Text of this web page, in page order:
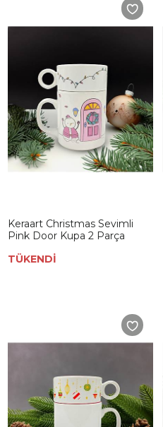
Keraart Christmas Sevimli
Pink Door Kupa 2 Parça
TÜKENDİ